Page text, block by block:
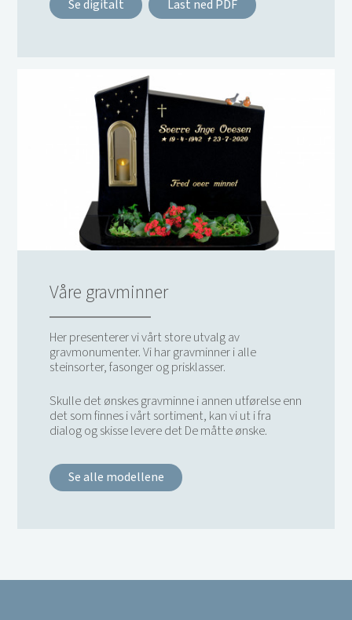
Se digitalt Last ned PDF
Våre gravminner
Her presenterer vi vårt store utvalg av
gravmonumenter. Vi har gravminner i alle
steinsorter, fasonger og prisklasser.
Skulle det ønskes gravminne i annen utførelse enn
det som finnes i vårt sortiment, kan vi ut i fra
dialog og skisse levere det De måtte ønske.
Se alle modellene